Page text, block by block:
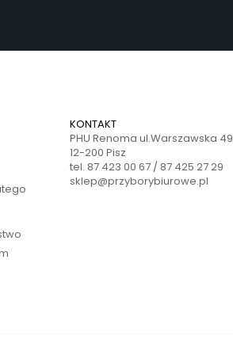
KONTAKT
PHU Renoma ul.Warszawska 49
12-200 Pisz
tel. 87 423 00 67 / 87 425 27 29
sklep@przyborybiurowe.pl